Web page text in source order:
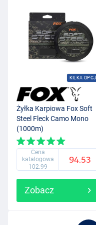
KILKA OPCJI
Żyłka Karpiowa Fox Soft
Steel Fleck Camo Mono
(1000m)
Cena
katalogowa
102.99
94.53
Zobacz